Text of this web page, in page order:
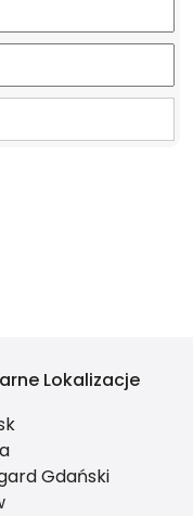
Lokalizacje
Gdański